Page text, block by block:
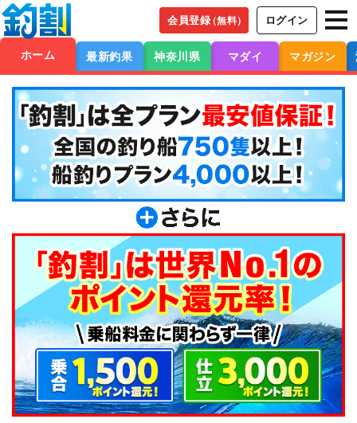
会員登録（無料） ログイン
ホーム 最新釣果 神奈川県 マダイ マガジン